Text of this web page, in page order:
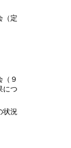
（定
（９
につ
状況